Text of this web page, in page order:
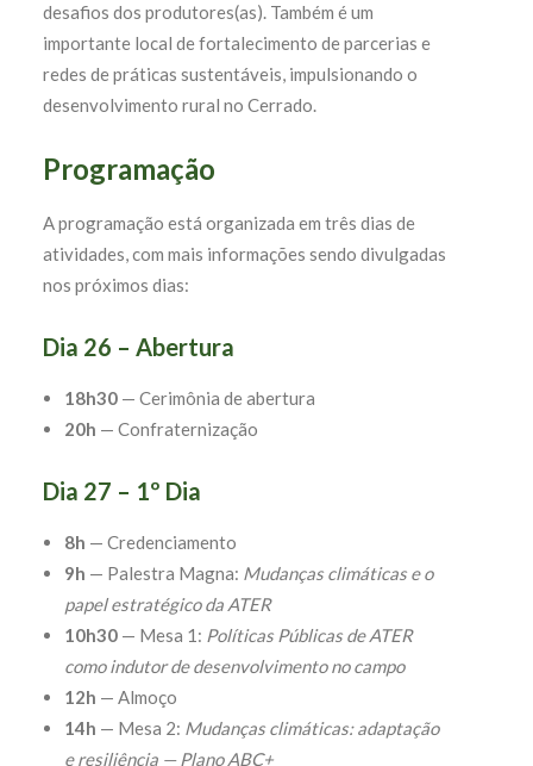
desafios dos produtores(as). Também é um
importante local de fortalecimento de parcerias e
redes de práticas sustentáveis, impulsionando o
desenvolvimento rural no Cerrado.
Programação
A programação está organizada em três dias de
atividades, com mais informações sendo divulgadas
nos próximos dias:
Dia 26 – Abertura
18h30 — Cerimônia de abertura
20h — Confraternização
Dia 27 – 1º Dia
8h — Credenciamento
9h — Palestra Magna: Mudanças climáticas e o
papel estratégico da ATER
10h30 — Mesa 1: Políticas Públicas de ATER
como indutor de desenvolvimento no campo
12h — Almoço
14h — Mesa 2: Mudanças climáticas: adaptação
e resiliência — Plano ABC+